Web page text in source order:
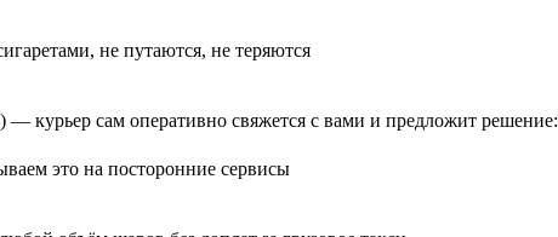
не путаются, не теряются
курьер сам оперативно свяжется с вами и предложит решение:
это на посторонние сервисы